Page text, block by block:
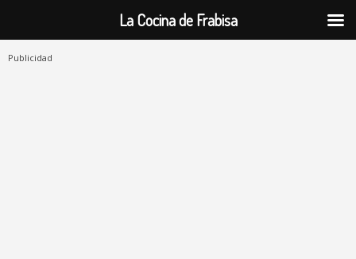
Publicidad
La Cocina de Frabisa